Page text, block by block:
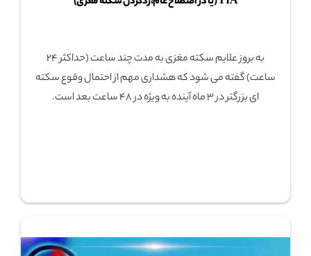
به بروز علایم سکته مغزی به مدت چند ساعت (حداکثر 24
ساعت) گفته می شود که هشداری مهم از احتمال وقوع سکته
ای بزرگتر در 3 ماه آینده به ویژه در 48 ساعت بعد است.